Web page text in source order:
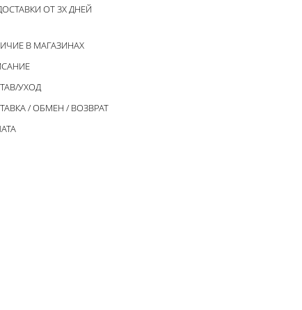
ОТ 3Х ДНЕЙ
В МАГАЗИНАХ
УХОД
/ ОБМЕН / ВОЗВРАТ